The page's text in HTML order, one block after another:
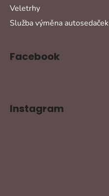
Veletrhy
Služba výměna autosedaček
Facebook
Instagram